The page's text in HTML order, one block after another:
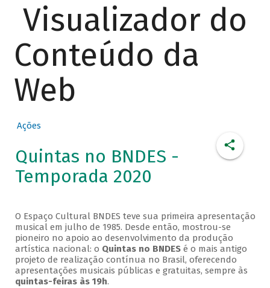
Visualizador do
Conteúdo da
Web
Ações
Quintas no BNDES -
Temporada 2020
O Espaço Cultural BNDES teve sua primeira apresentação
musical em julho de 1985. Desde então, mostrou-se
pioneiro no apoio ao desenvolvimento da produção
artística nacional: o Quintas no BNDESé o mais antigo
projeto de realização contínua no Brasil, oferecendo
apresentações musicais públicas e gratuitas, sempre às
quintas-feiras às 19h.